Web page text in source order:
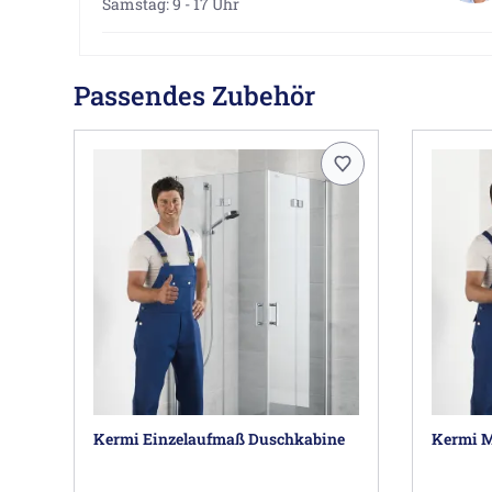
Passendes Zubehör
Kermi Einzelaufmaß Duschkabine Kermi